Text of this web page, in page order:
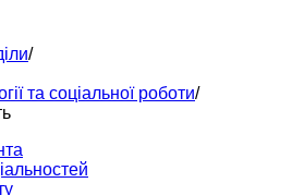
/
та соціальної роботи/